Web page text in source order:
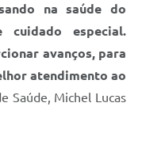
na saúde do
cuidado especial.
avanços, para
atendimento ao
Saúde, Michel Lucas